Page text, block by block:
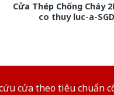
Cửa Thép Chống Cháy
co thuy luc-a-SGD
cửa theo tiêu chuẩn